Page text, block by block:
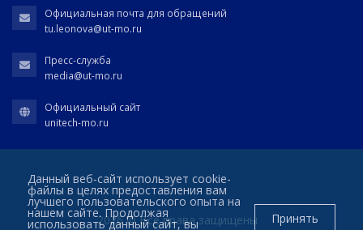
Официальная почта для обращений
tu.leonova@ut-mo.ru
Пресс-служба
media@ut-mo.ru
Официальный сайт
unitech-mo.ru
2026 © Все права защищены
Данный веб-сайт использует cookie-
файлы в целях предоставления вам
лучшего пользовательского опыта на
нашем сайте. Продолжая
использовать данный сайт, вы Принять